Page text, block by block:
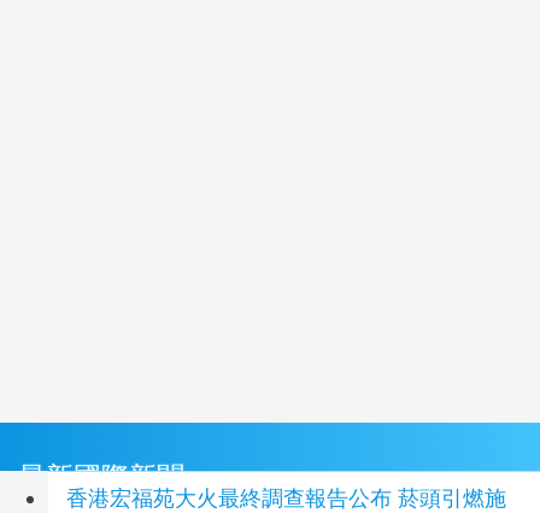
最新國際新聞
香港宏福苑大火最終調查報告公布 菸頭引燃施